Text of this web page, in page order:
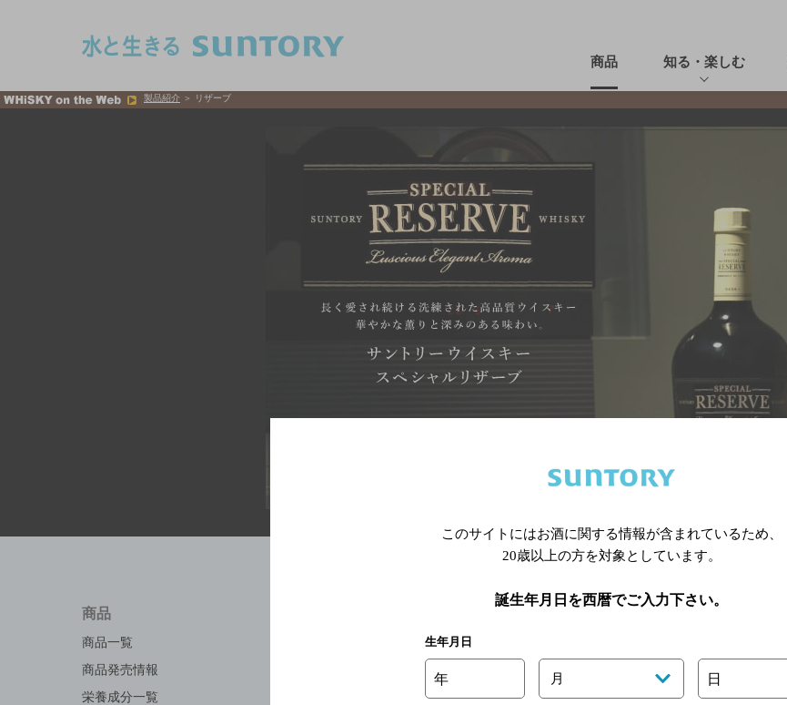
商品 知る・楽しむ
製品紹介 ＞ リザーブ
商品
商品一覧
商品発売情報
栄養成分一覧
キャンペーン
お料理・お酒レシピ
サントリー美術館
サントリーサンバーズ大阪
このサイトにはお酒に関する情報が含まれているため、
20歳以上の方を対象としています。
誕生年月日を西暦でご入力下さい。
生年月日
年 月 日